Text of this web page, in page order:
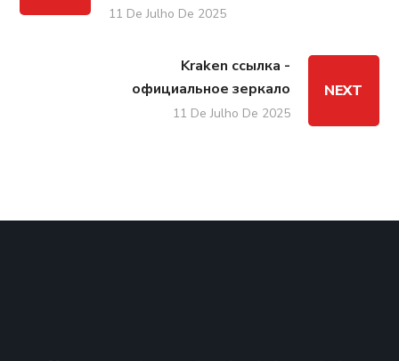
11 De Julho De 2025
Kraken ссылка -
официальное зеркало
11 De Julho De 2025
NEXT